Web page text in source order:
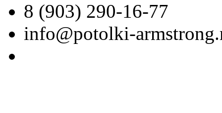
8 (903) 290-16-77
info@potolki-